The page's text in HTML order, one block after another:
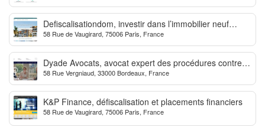
Defiscalisationdom, investir dans l’immobilier neuf
Outre-mer
58 Rue de Vaugirard, 75006 Paris, France
Dyade Avocats, avocat expert des procédures contre la
MDPH
58 Rue Vergniaud, 33000 Bordeaux, France
K&P Finance, défiscalisation et placements financiers
58 Rue de Vaugirard, 75006 Paris, France